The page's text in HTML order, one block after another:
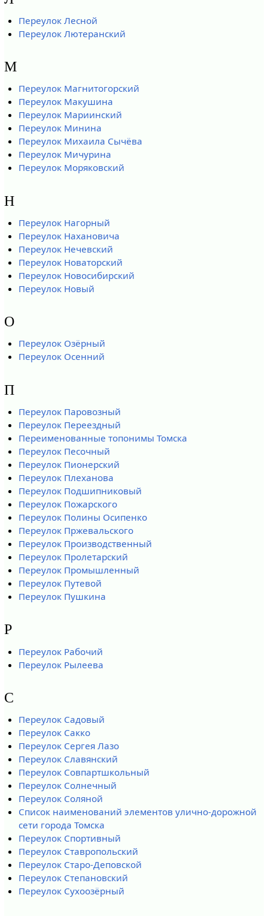
Переулок Лесной
Переулок Лютеранский
М
Переулок Магнитогорский
Переулок Макушина
Переулок Мариинский
Переулок Минина
Переулок Михаила Сычёва
Переулок Мичурина
Переулок Моряковский
Н
Переулок Нагорный
Переулок Нахановича
Переулок Нечевский
Переулок Новаторский
Переулок Новосибирский
Переулок Новый
О
Переулок Озёрный
Переулок Осенний
П
Переулок Паровозный
Переулок Переездный
Переименованные топонимы Томска
Переулок Песочный
Переулок Пионерский
Переулок Плеханова
Переулок Подшипниковый
Переулок Пожарского
Переулок Полины Осипенко
Переулок Пржевальского
Переулок Производственный
Переулок Пролетарский
Переулок Промышленный
Переулок Путевой
Переулок Пушкина
Р
Переулок Рабочий
Переулок Рылеева
С
Переулок Садовый
Переулок Сакко
Переулок Сергея Лазо
Переулок Славянский
Переулок Совпартшкольный
Переулок Солнечный
Переулок Соляной
Список наименований элементов улично-дорожной
сети города Томска
Переулок Спортивный
Переулок Ставропольский
Переулок Старо-Деповской
Переулок Степановский
Переулок Сухоозёрный